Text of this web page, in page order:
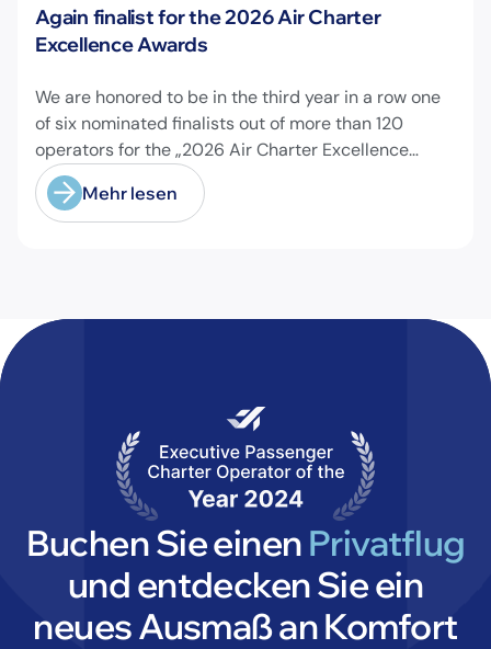
Neuigkeiten
Again finalist for the 2026 Air Charter
Excellence Awards
We are honored to be in the third year in a row one
of six nominated finalists out of more than 120
operators for the „2026 Air Charter Excellence
Awards“ in the category „Executive Passenger
Charter Operator of the Year (18 seats or less)“!
@theaircharterassociation
Mehr lesen
Buchen Sie einen Privatflug
und entdecken Sie ein
neues Ausmaß an Komfort